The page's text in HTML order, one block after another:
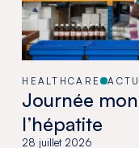
HEALTHCARE
Journée
l’hépatite
28 juillet 2026